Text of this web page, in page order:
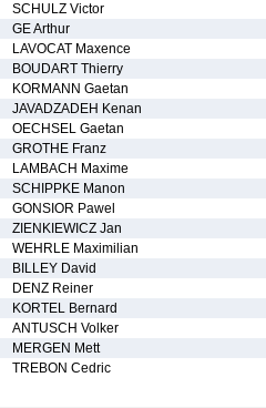
SCHULZ Victor
GE Arthur
LAVOCAT Maxence
BOUDART Thierry
KORMANN Gaetan
JAVADZADEH Kenan
OECHSEL Gaetan
GROTHE Franz
LAMBACH Maxime
SCHIPPKE Manon
GONSIOR Pawel
ZIENKIEWICZ Jan
WEHRLE Maximilian
BILLEY David
DENZ Reiner
KORTEL Bernard
ANTUSCH Volker
MERGEN Mett
TREBON Cedric